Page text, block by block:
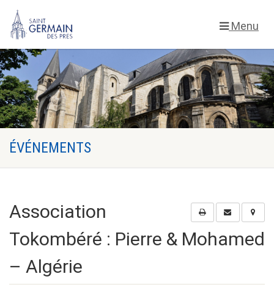
Menu
ÉVÉNEMENTS
Association
Tokombéré : Pierre & Mohamed
– Algérie